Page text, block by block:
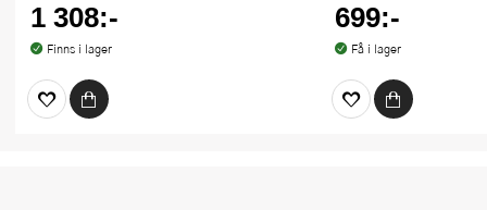
1 308:-
Finns i lager
699:-
Få i lager